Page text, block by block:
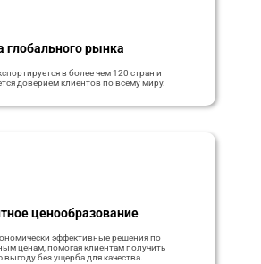
глобального рынка
в более чем 120 стран и
доверием клиентов по всему миру.
ценообразование
эффективные решения по
ценам, помогая клиентам получить
без ущерба для качества.